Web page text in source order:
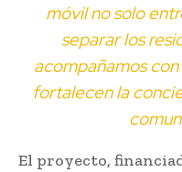
móvil no solo
separar los
acompañamos
fortalecen la
El proyecto,